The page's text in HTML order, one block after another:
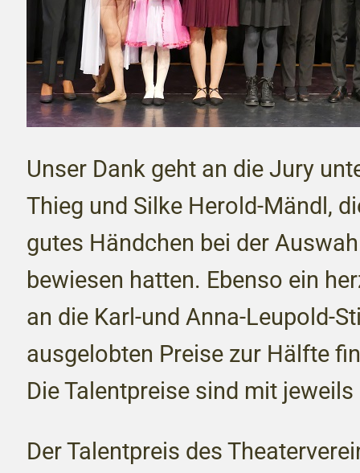
Unser Dank geht an die Jury
Thieg und Silke Herold-Mändl,
gutes Händchen bei der
bewiesen hatten. Ebenso ein
an die Karl-und Anna-Leupold-
ausgelobten Preise zur Hälfte
Die Talentpreise sind mit
Der Talentpreis des